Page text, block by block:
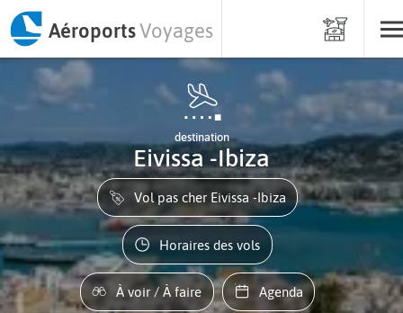
AéroportsVoyages
destination
Eivissa -Ibiza
Vol pas cher Eivissa -Ibiza
Horaires des vols
À voir / À faire Agenda